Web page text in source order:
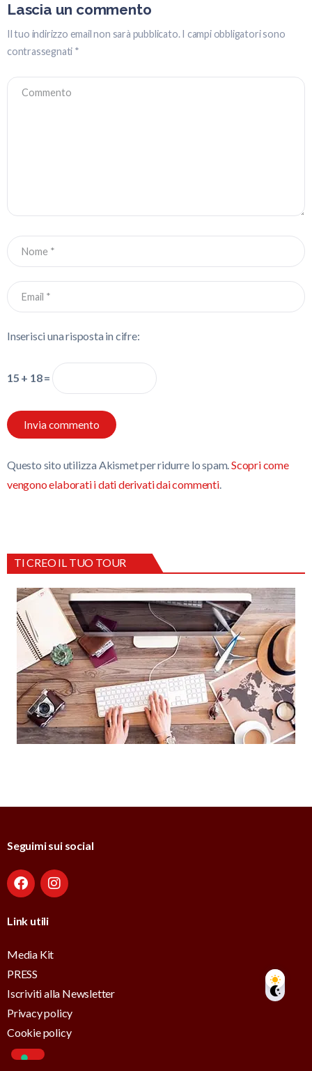
Lascia un commento
Il tuo indirizzo email non sarà pubblicato. I campi obbligatori sono
contrassegnati *
Inserisci una risposta in cifre:
15 + 18 =
Questo sito utilizza Akismet per ridurre lo spam.Scopri come
vengono elaborati i dati derivati dai commenti.
TI CREO IL TUO TOUR
Seguimi sui social
Link utili
Media Kit
PRESS
Iscriviti alla Newsletter
Privacy policy
Cookie policy